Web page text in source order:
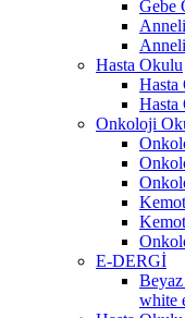
Gebe
Hasta Okulu
Hasta
Hasta
Onkoloji
E-DERGİ
white